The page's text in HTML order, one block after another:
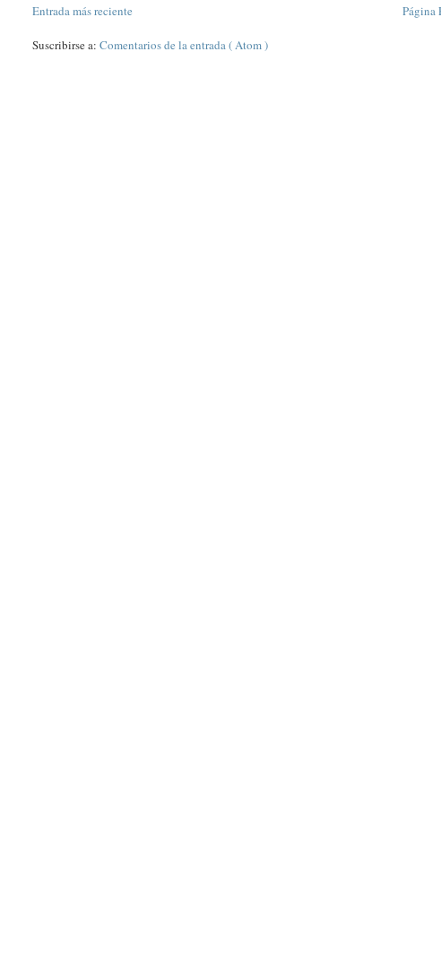
Entrada más reciente
Página
Suscribirse a:Comentarios de la entrada ( Atom )